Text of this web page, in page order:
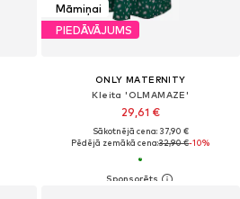
Māmiņai
PIEDĀVĀJUMS
ONLY MATERNITY
Kleita 'OLMAMAZE'
29,61 €
Sākotnējā cena: 37,90 €
Pēdējā zemākā cena:32,90 €-10%